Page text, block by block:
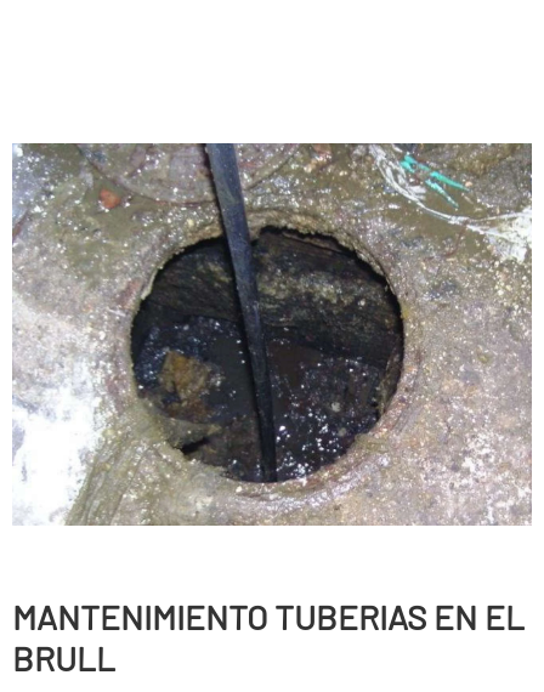
MANTENIMIENTO TUBERIAS EN EL
BRULL